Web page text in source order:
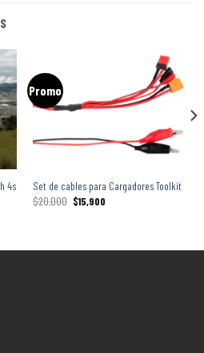
4s
Promo
Set de cables para Cargadores Toolkit
$20,000 $15,900